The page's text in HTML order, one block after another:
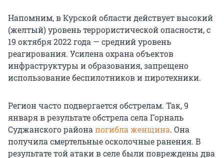
Напомним, в Курской области действует высокий
(желтый) уровень террористической опасности, с
19 октября 2022 года — средний уровень
реагирования. Усилена охрана объектов
инфраструктуры и образования, запрещено
использование беспилотников и пиротехники.
Регион часто подвергается обстрелам. Так, 9
января в результате обстрела села Горналь
Суджанского района погибла женщина. Она
получила смертельные осколочные ранения. В
результате той атаки в селе были повреждены два